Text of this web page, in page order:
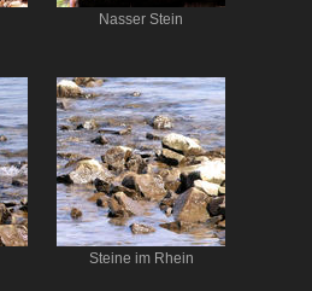
Nasser Stein
Steine im Rhein